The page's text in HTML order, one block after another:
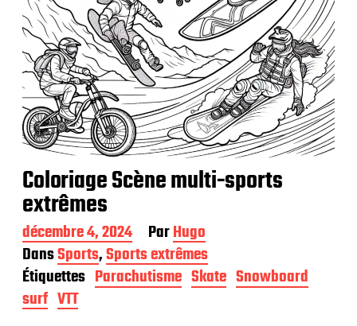
Coloriage Scène multi-sports
extrêmes
D
a
t
e
d
e
décembre 4, 2024 ParHugo
DansSports,Sports extrêmes
Étiquettes Parachutisme Skate Snowboard
surf VTT